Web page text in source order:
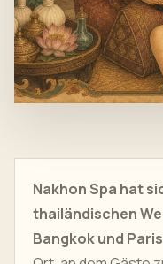
Nakhon Spa hat
thailändischen
Bangkok und